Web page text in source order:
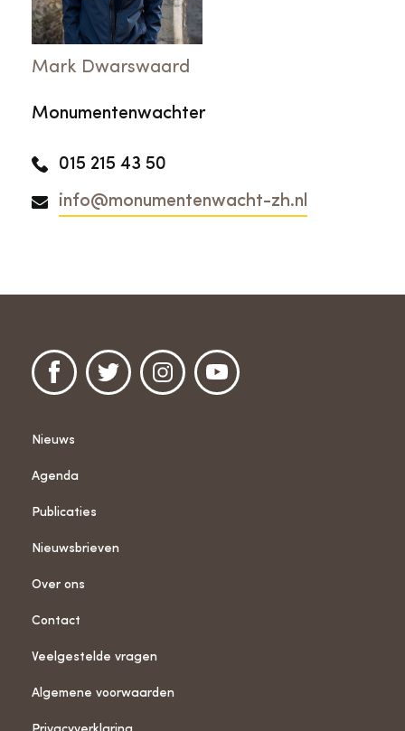
Mark Dwarswaard
Monumentenwachter
015 215 43 50
info@monumentenwacht-zh.nl
Nieuws
Agenda
Publicaties
Nieuwsbrieven
Over ons
Contact
Veelgestelde vragen
Algemene voorwaarden